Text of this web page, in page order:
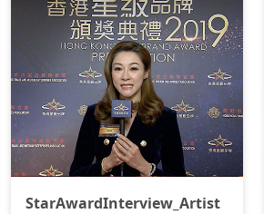
StarAwardInterview_Artist